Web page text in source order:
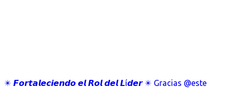
✴️ 𝙁𝙤𝙧𝙩𝙖𝙡𝙚𝙘𝙞𝙚𝙣𝙙𝙤 𝙚𝙡 𝙍𝙤𝙡 𝙙𝙚𝙡 𝙇í𝙙𝙚𝙧 ✴️ Gracias @este